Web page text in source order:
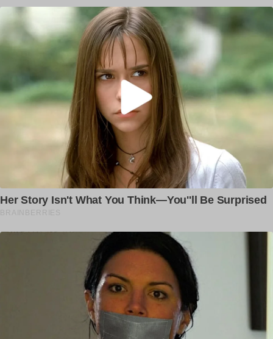
ਨਾਲ ਗਠਜੋੜ ਦੀ ਗੱਲ...
Sompal Singh
NO COMMENTS
LEAVE A REPLY